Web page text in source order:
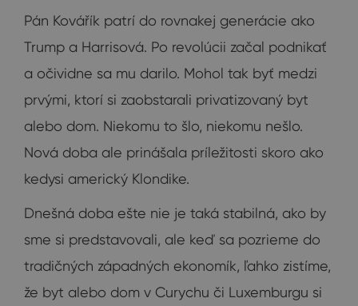
Pán Kovářík patrí do rovnakej generácie ako
Trump a Harrisová. Po revolúcii začal podnikať
a očividne sa mu darilo. Mohol tak byť medzi
prvými, ktorí si zaobstarali privatizovaný byt
alebo dom. Niekomu to šlo, niekomu nešlo.
Nová doba ale prinášala príležitosti skoro ako
kedysi americký Klondike.
Dnešná doba ešte nie je taká stabilná, ako by
sme si predstavovali, ale keď sa pozrieme do
tradičných západných ekonomík, ľahko zistíme,
že byt alebo dom v Curychu či Luxemburgu si